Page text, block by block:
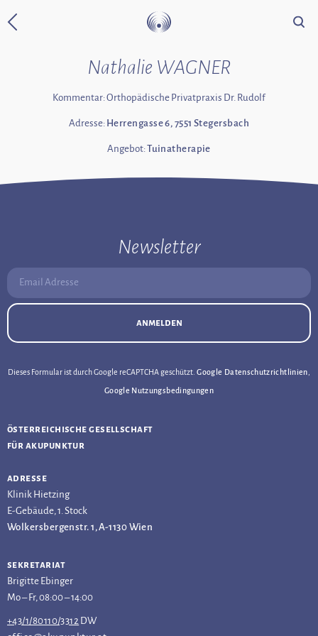
Zurück zur Startseite Suche
Nathalie WAGNER
Kommentar: Orthopädische Privatpraxis Dr. Rudolf
Adresse: Herrengasse 6, 7551 Stegersbach
Angebot:Tuinatherapie
Newsletter
Email Adresse:
anmelden
Dieses Formular ist durch Google reCAPTCHA geschützt.Google Datenschutzrichtlinien
Google Nutzungsbedingungen
österreichische gesellschaft
für akupunktur
adresse
Klinik Hietzing
E-Gebäude, 1. Stock
Wolkersbergenstr. 1, A-1130 Wien
sekretariat
Brigitte Ebinger
Mo – Fr, 08:00 – 14:00
+43/1/80110/3312 DW